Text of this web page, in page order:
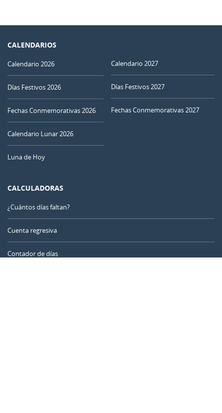
CALENDARIOS
Calendario 2026
Días Festivos 2026
Fechas Conmemorativas 2026
Calendario Lunar 2026
Luna de Hoy
Calendario 2027
Días Festivos 2027
Fechas Conmemorativas 2027
CALCULADORAS
¿Cuántos días faltan?
Cuenta regresiva
Contador de días